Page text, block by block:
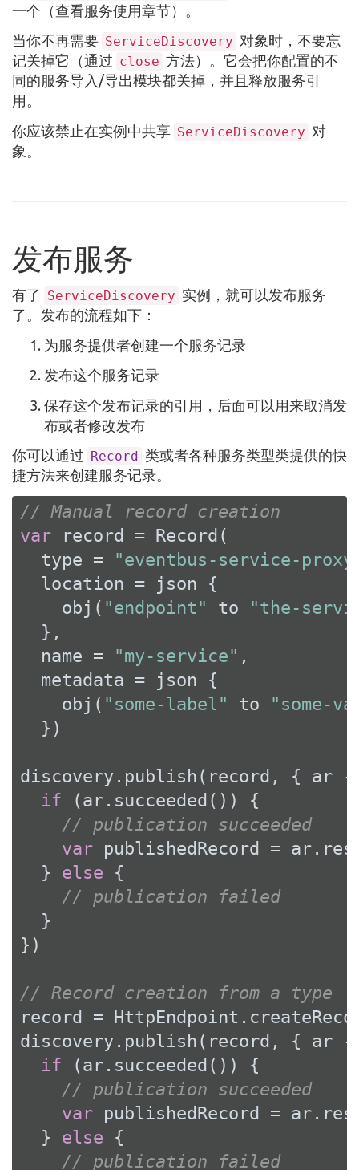
一个（查看服务使用章节）。
当你不再需要 ServiceDiscovery 对象时，不要忘
记关掉它（通过 close 方法）。它会把你配置的不
同的服务导入/导出模块都关掉，并且释放服务引
用。
你应该禁止在实例中共享 ServiceDiscovery 对
象。
发布服务
有了 ServiceDiscovery 实例，就可以发布服务
了。发布的流程如下：
为服务提供者创建一个服务记录
发布这个服务记录
保存这个发布记录的引用，后面可以用来取消发
布或者修改发布
你可以通过 Record 类或者各种服务类型类提供的快
捷方法来创建服务记录。
// Manual record creation
var record = Record(
  type =
"eventbus-service-
  location = json {
    obj(
"endpoint" to
"the-
  },
  name =
"my-service" ,
  metadata = json {
    obj(
"some-label" to
"some-
  })
discovery.publish(record, { ar -
if (ar.succeeded()) {
// publication succeeded
var publishedRecord =
  }
else {
// publication failed
  }
})
// Record creation from a type
record =
discovery.publish(record, { ar -
if (ar.succeeded()) {
// publication succeeded
var publishedRecord =
  }
else {
// publication failed